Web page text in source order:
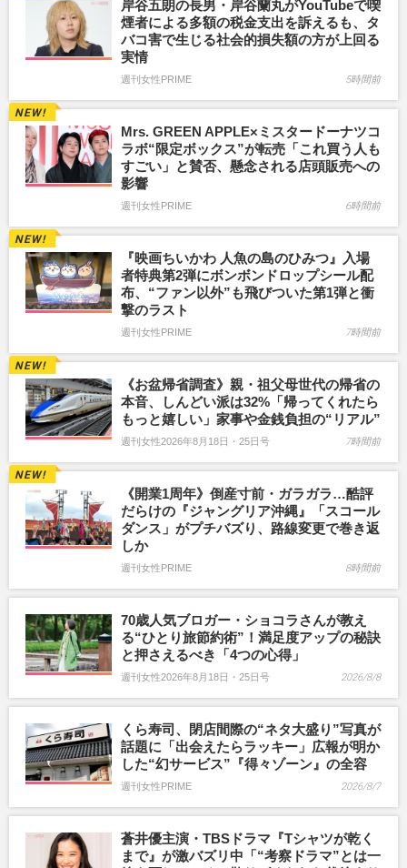
岸谷五朗の長男・岸谷蘭丸がYouTubeで喫
煙者による多額の税金支出を訴えるも、タ
バコ害で生じる社会的損失額の方が上回る
実情
週刊女性PRIME 5時間前
Mrs. GREEN APPLE×ミスタードーナツコ
ラボ“限定ボックス”が転売「これ買う人も
すごい」と賛否、懸念される店頭販売への
影響
週刊女性PRIME 6時間前
『映画ちいかわ 人魚の島のひみつ』入場
者特典第2弾にボンボンドロップシール配
布、“ファン以外”も飛びついた第1弾と衝
撃のラスト
週刊女性PRIME 7時間前
《お盆帰省調査》親・祖父母世代の帰省の
本音、しんどい派は32%「帰ってくれたら
もっと嬉しい」家事や金銭負担の“リアル”
週刊女性2026年8月18日・25日号 7時間前
《開業1周年》倒産寸前・ガラガラ…酷評
だらけの『ジャングリア沖縄』「スコール
ダンス」がプチバズり、路線変更で巻き返
しか
週刊女性PRIME 8時間前
70歳人気ブロガー・ショコラさんが教え
る“ひとり旅節約術”！満足度アップの秘訣
と押さえるべき「4つの心得」
週刊女性2026年8月18日・25日号 2026/8/8
くら寿司、閉店間際の“ネタ大盛り”写真が
話題に「出会えたらラッキー」広報が明か
した“幻サービス”『得々ゾーン』の全容
週刊女性PRIME 2026/8/7
蒼井優主演・TBSドラマ『Tシャツが乾く
まで』が激バズリ中「“考察ドラマ”とは一